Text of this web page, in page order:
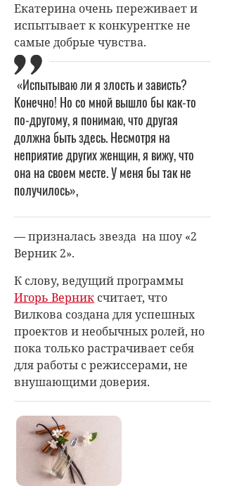
Екатерина очень переживает и
испытывает к конкурентке не
самые добрые чувства.
«Испытываю ли я злость и зависть?
Конечно! Но со мной вышло бы как-то
по-другому, я понимаю, что другая
должна быть здесь. Несмотря на
неприятие других женщин, я вижу, что
она на своем месте. У меня бы так не
получилось»,
— призналась звезда на шоу «2
Верник 2».
К слову, ведущий программы
Игорь Верник считает, что
Вилкова создана для успешных
проектов и необычных ролей, но
пока только растрачивает себя
для работы с режиссерами, не
внушающими доверия.